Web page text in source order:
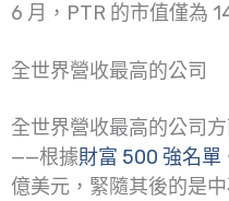
6 月，PTR 的市值僅為
全世界營收最高的公司
全世界營收最高的公司
——根據財富 500 強名單
億美元，緊隨其後的是